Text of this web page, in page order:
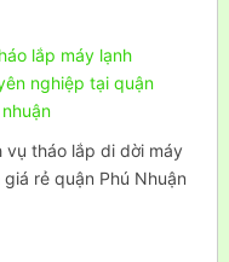
vụ tháo lắp di dời máy
giá rẻ quận Phú Nhuận